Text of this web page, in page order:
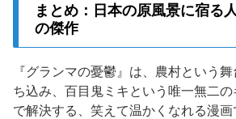
まとめ：日本の原風景に宿る
の傑作
『グランマの憂鬱』は、農村という
ち込み、百目鬼ミキという唯一無二
で解決する、笑えて温かくなれる漫